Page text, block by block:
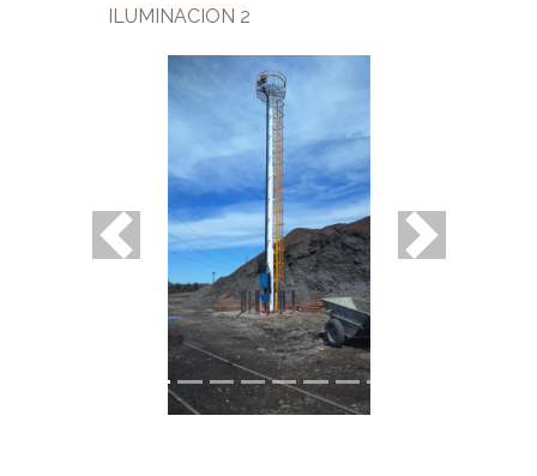
ILUMINACION 2
Previous Next